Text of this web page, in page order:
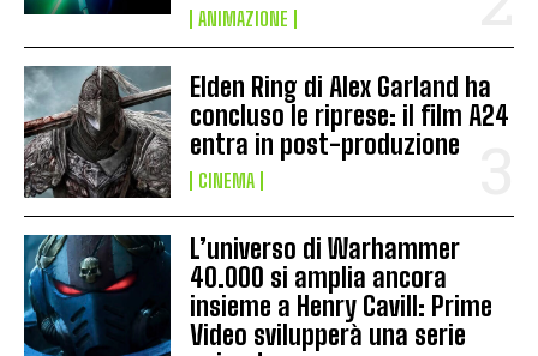
ANIMAZIONE
Elden Ring di Alex Garland ha
concluso le riprese: il film A24
entra in post-produzione
CINEMA
L’universo di Warhammer
40.000 si amplia ancora
insieme a Henry Cavill: Prime
Video svilupperà una serie